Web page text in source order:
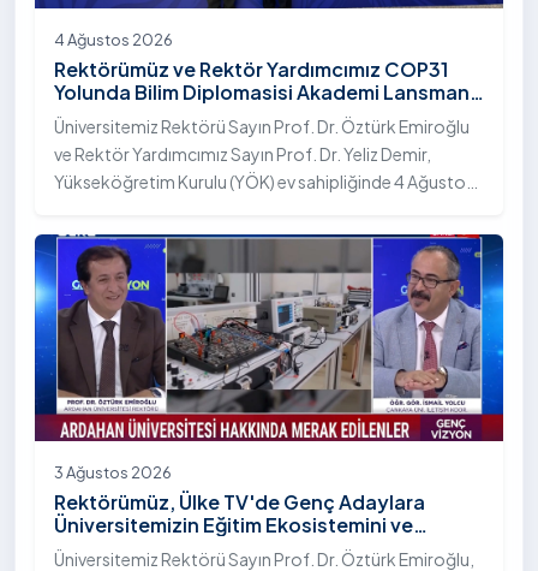
4 Ağustos 2026
Rektörümüz ve Rektör Yardımcımız COP31
Yolunda Bilim Diplomasisi Akademi Lansmanı
Toplantısına Katıldı
Üniversitemiz Rektörü Sayın Prof. Dr. Öztürk Emiroğlu
ve Rektör Yardımcımız Sayın Prof. Dr. Yeliz Demir,
Yükseköğretim Kurulu (YÖK) ev sahipliğinde 4 Ağustos
Bilim Diplomasisi: Akademi Lansmanı” programına
katıldı.
3 Ağustos 2026
Rektörümüz, Ülke TV'de Genç Adaylara
Üniversitemizin Eğitim Ekosistemini ve
Sunduğu Nitelikli İmkânları Anlattı
Üniversitemiz Rektörü Sayın Prof. Dr. Öztürk Emiroğlu,